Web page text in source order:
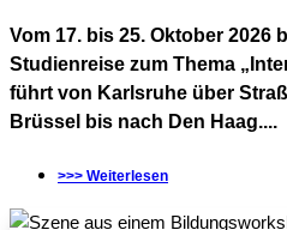
Vom 17. bis 25. Oktober 2026
Studienreise zum Thema
führt von Karlsruhe über
Brüssel bis nach Den Haag....
>>> Weiterlesen